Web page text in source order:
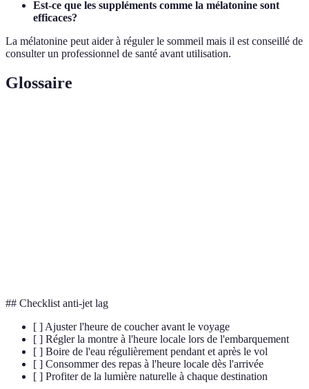
Est-ce que les suppléments comme la mélatonine sont
efficaces?
La mélatonine peut aider à réguler le sommeil mais il est conseillé de
consulter un professionnel de santé avant utilisation.
Glossaire
## Checklist anti-jet lag
[ ] Ajuster l'heure de coucher avant le voyage
[ ] Régler la montre à l'heure locale lors de l'embarquement
[ ] Boire de l'eau régulièrement pendant et après le vol
[ ] Consommer des repas à l'heure locale dès l'arrivée
[ ] Profiter de la lumière naturelle à chaque destination